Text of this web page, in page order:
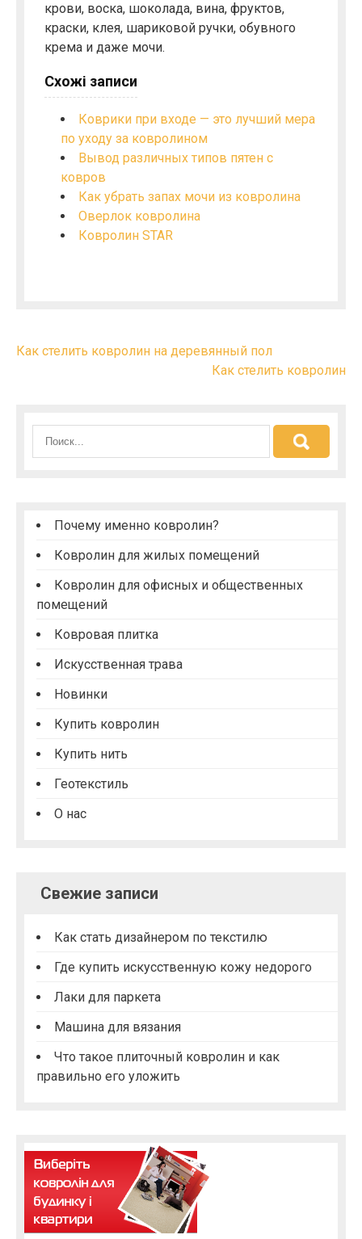
крови, воска, шоколада, вина, фруктов,
краски, клея, шариковой ручки, обувного
крема и даже мочи.
Схожі записи
Коврики при входе — это лучший мера
по уходу за ковролином
Вывод различных типов пятен с
ковров
Как убрать запах мочи из ковролина
Оверлок ковролина
Ковролин STAR
Н
Как стелить ковролин на деревянный пол
Как стелить ковролин
Почему именно ковролин?
Ковролин для жилых помещений
Ковролин для офисных и общественных
помещений
Ковровая плитка
Искусственная трава
Новинки
Купить ковролин
Купить нить
Геотекстиль
О нас
Свежие записи
Как стать дизайнером по текстилю
Где купить искусственную кожу недорого
Лаки для паркета
Машина для вязания
Что такое плиточный ковролин и как
правильно его уложить